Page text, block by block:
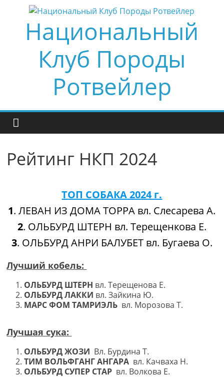
Национальный
Клуб Породы
Ротвейлер
Рейтинг НКП 2024
ТОП СОБАКА 2024 г.
1.⁠ ⁠ЛЕВАН ИЗ ДОМА ТОРРА вл. Слесарева А.
2.⁠ ⁠ОЛЬБУРД ШТЕРН вл. Терещенкова Е.
3.⁠ ⁠ОЛЬБУРД АНРИ БАЛУБЕТ вл. Бугаева О.
Лучший кобель:
ОЛЬБУРД ШТЕРН вл. Терещенова Е.
ОЛЬБУРД ЛАККИ вл. Зайкина Ю.
МАРС ФОМ ТАМРИЭЛЬ вл. Морозова Т.
Лучшая сука:
ОЛЬБУРД ЖОЗИ Вл. Бурдина Т.
ТИМ ВОЛЬФГАНГ АНГАРА вл. Качваха Н.
ОЛЬБУРД СУПЕР СТАР вл. Волкова Е.